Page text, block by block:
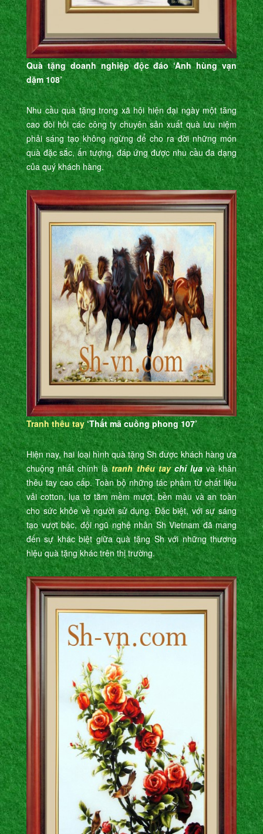
Quà tặng doanh nghiệp độc đáo ‘Anh hùng vạn
dặm 108’
Nhu cầu quà tặng trong xã hội hiện đại ngày một tăng
cao đòi hỏi các công ty chuyên sản xuất quà lưu niệm
phải sáng tạo không ngừng để cho ra đời những món
quà đặc sắc, ấn tượng, đáp ứng được nhu cầu đa dạng
của quý khách hàng.
Tranh thêu tay‘Thất mã cuồng phong 107’
Hiện nay, hai loại hình quà tặng Sh được khách hàng ưa
chuộng nhất chính làtranh thêu taychỉ lụa và khăn
thêu tay cao cấp. Toàn bộ những tác phẩm từ chất liệu
vải cotton, lụa tơ tằm mềm mượt, bền màu và an toàn
cho sức khỏe về người sử dụng. Đặc biệt, với sự sáng
tạo vượt bậc, đội ngũ nghệ nhân Sh Vietnam đã mang
đến sự khác biệt giữa quà tặng Sh với những thương
hiệu quà tặng khác trên thị trường.